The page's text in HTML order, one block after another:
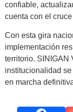
confiable,
cuenta con el
Con esta gira
implementación
territorio. SINIGAN
institucionalidad
en marcha